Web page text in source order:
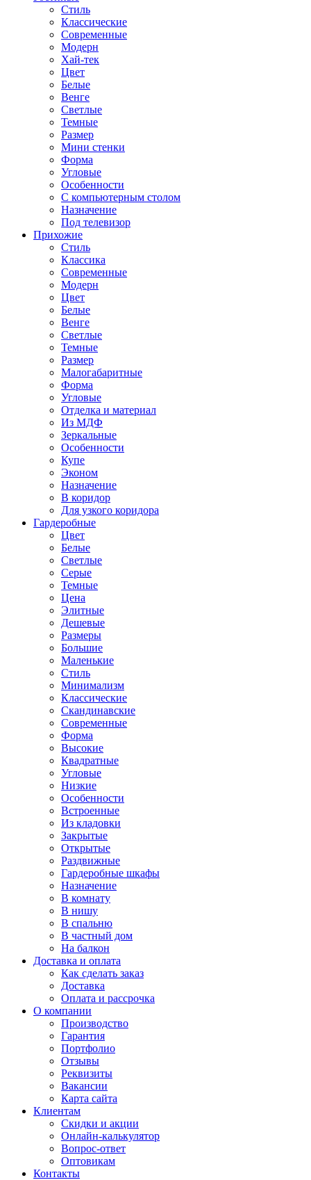
Стиль
Классические
Современные
Модерн
Хай-тек
Цвет
Белые
Венге
Светлые
Темные
Размер
Мини стенки
Форма
Угловые
Особенности
С компьютерным столом
Назначение
Под телевизор
Прихожие
Стиль
Классика
Современные
Модерн
Цвет
Белые
Венге
Светлые
Темные
Размер
Малогабаритные
Форма
Угловые
Отделка и материал
Из МДФ
Зеркальные
Особенности
Купе
Эконом
Назначение
В коридор
Для узкого коридора
Гардеробные
Цвет
Белые
Светлые
Серые
Темные
Цена
Элитные
Дешевые
Размеры
Большие
Маленькие
Стиль
Минимализм
Классические
Скандинавские
Современные
Форма
Высокие
Квадратные
Угловые
Низкие
Особенности
Встроенные
Из кладовки
Закрытые
Открытые
Раздвижные
Гардеробные шкафы
Назначение
В комнату
В нишу
В спальню
В частный дом
На балкон
Доставка и оплата
Как сделать заказ
Доставка
Оплата и рассрочка
О компании
Производство
Гарантия
Портфолио
Отзывы
Реквизиты
Вакансии
Карта сайта
Клиентам
Скидки и акции
Онлайн-калькулятор
Вопрос-ответ
Оптовикам
Контакты